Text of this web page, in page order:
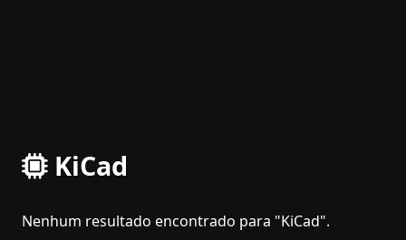
KiCad
Nenhum resultado encontrado para "KiCad".